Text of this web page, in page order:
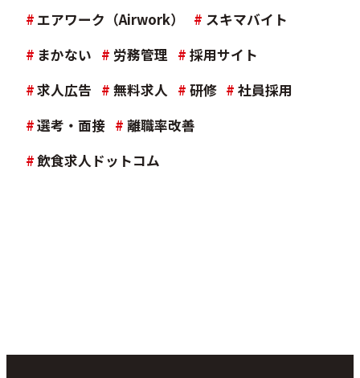
# エアワーク（Airwork） # スキマバイト
# まかない # 労務管理 # 採用サイト
#求人広告 # 無料求人 # 研修 # 社員採用
#選考・面接 # 離職率改善
#飲食求人ドットコム